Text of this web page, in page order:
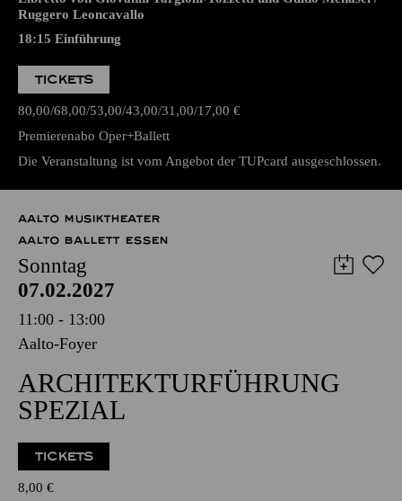
Oper in einem Aufzug von Pietro Mascagni / Drama in einem
Prolog und zwei Akten von Ruggero Leoncavallo
Ruggero Leoncavallo
18:15 Einführung
TICKETS
80,00 68,00 53,00 43,00 31,00 17,00€
Premierenabo Oper+Ballett
Die Veranstaltung ist vom Angebot der TUPcard ausgeschlossen.
AALTO MUSIKTHEATER
AALTO BALLETT ESSEN
Sonntag
07.02.2027
11:00 - 13:00
Aalto-Foyer
ARCHITEKTURFÜHRUNG
SPEZIAL